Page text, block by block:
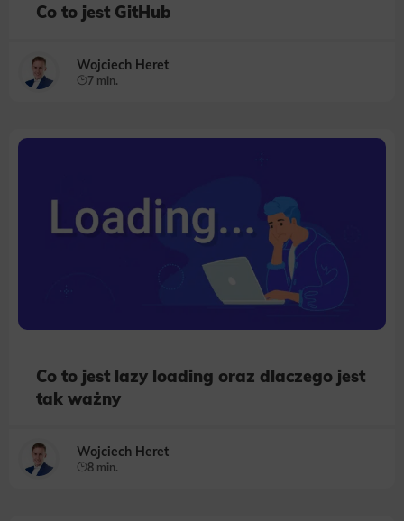
Co to jest GitHub
Wojciech Heret
7 min.
Co to jest lazy loading oraz dlaczego jest
tak ważny
Wojciech Heret
8 min.